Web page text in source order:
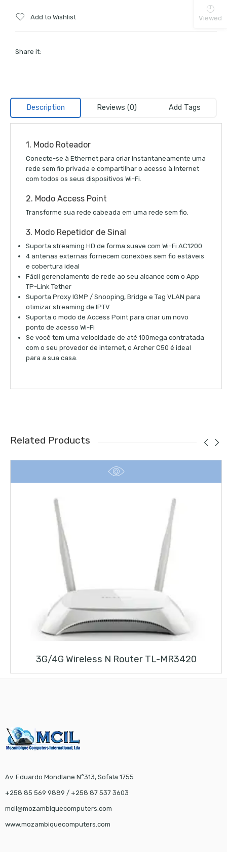
Add to Wishlist
Share it:
Description Reviews (0) Add Tags
1. Modo Roteador
Conecte-se à Ethernet para criar instantaneamente uma
rede sem fio privada e compartilhar o acesso à Internet
com todos os seus dispositivos Wi-Fi.
2. Modo Access Point
Transforme sua rede cabeada em uma rede sem fio.
3. Modo Repetidor de Sinal
Suporta streaming HD de forma suave com Wi-Fi AC1200
4 antenas externas fornecem conexões sem fio estáveis
e cobertura ideal
Fácil gerenciamento de rede ao seu alcance com o App
TP-Link Tether
Suporta Proxy IGMP / Snooping, Bridge e Tag VLAN para
otimizar streaming de IPTV
Suporta o modo de Access Point para criar um novo
ponto de acesso Wi-Fi
Se você tem uma velocidade de até 100mega contratada
com o seu provedor de internet, o Archer C50 é ideal
para a sua casa.
Related Products
3G/4G Wireless N Router TL-MR3420
Av. Eduardo Mondlane N°313, Sofala 1755
+258 85 569 9889 / +258 87 537 3603
mcil@mozambiquecomputers.com
www.mozambiquecomputers.com
Viewed